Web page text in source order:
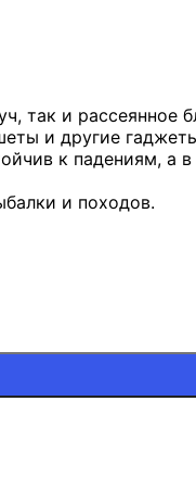
так и рассеянное
и другие
к падениям, а
и походов.